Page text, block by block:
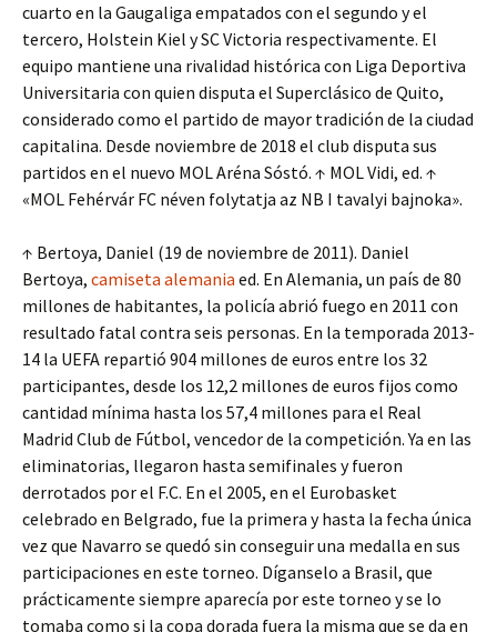
cuarto en la Gaugaliga empatados con el segundo y el
tercero, Holstein Kiel y SC Victoria respectivamente. El
equipo mantiene una rivalidad histórica con Liga Deportiva
Universitaria con quien disputa el Superclásico de Quito,
considerado como el partido de mayor tradición de la ciudad
capitalina. Desde noviembre de 2018 el club disputa sus
partidos en el nuevo MOL Aréna Sóstó. ↑ MOL Vidi, ed. ↑
«MOL Fehérvár FC néven folytatja az NB I tavalyi bajnoka».
↑ Bertoya, Daniel (19 de noviembre de 2011). Daniel
Bertoya, camiseta alemania ed. En Alemania, un país de 80
millones de habitantes, la policía abrió fuego en 2011 con
resultado fatal contra seis personas. En la temporada 2013-
14 la UEFA repartió 904 millones de euros entre los 32
participantes, desde los 12,2 millones de euros fijos como
cantidad mínima hasta los 57,4 millones para el Real
Madrid Club de Fútbol, vencedor de la competición. Ya en las
eliminatorias, llegaron hasta semifinales y fueron
derrotados por el F.C. En el 2005, en el Eurobasket
celebrado en Belgrado, fue la primera y hasta la fecha única
vez que Navarro se quedó sin conseguir una medalla en sus
participaciones en este torneo. Díganselo a Brasil, que
prácticamente siempre aparecía por este torneo y se lo
tomaba como si la copa dorada fuera la misma que se da en